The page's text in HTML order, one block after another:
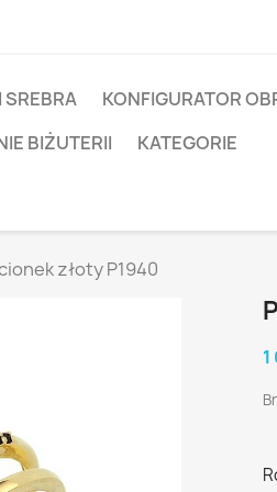
SREBRA KONFIGURATOR
BIŻUTERII
KATEGORIE
złoty P1940